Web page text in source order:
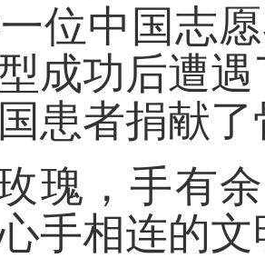
位中国志
成功后遭
患者捐献了
瑰，手有
手相连的